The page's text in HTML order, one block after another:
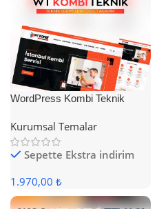
WordPress Kombi Teknik
Kurumsal Temalar
Sepette Ekstra indirim
1.970,00 ₺